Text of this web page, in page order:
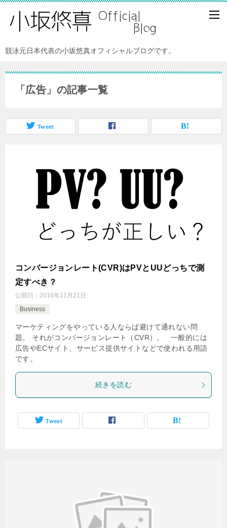
競泳元日本代表の小坂悠真オフィシャルブログです。
「広告」の記事一覧
Tweet
コンバージョンレート(CVR)はPVとUUどっちで測
定すべき？
公開日： 2016年11月21日
Business
マーケティングをやっている人ならば避けて通れない問
題。 それがコンバージョンレート（CVR）。 一般的には
広告やECサイト、サービス提供サイトなどで使われる用語
です。
続きを読む
Tweet